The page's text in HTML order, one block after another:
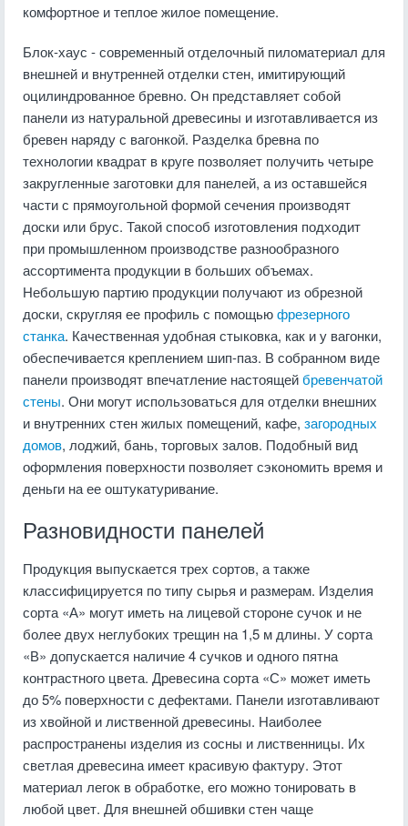
комфортное и теплое жилое помещение.
Блок-хаус - современный отделочный пиломатериал для
внешней и внутренней отделки стен, имитирующий
оцилиндрованное бревно. Он представляет собой
панели из натуральной древесины и изготавливается из
бревен наряду с вагонкой. Разделка бревна по
технологии квадрат в круге позволяет получить четыре
закругленные заготовки для панелей, а из оставшейся
части с прямоугольной формой сечения производят
доски или брус. Такой способ изготовления подходит
при промышленном производстве разнообразного
ассортимента продукции в больших объемах.
Небольшую партию продукции получают из обрезной
доски, скругляя ее профиль с помощьюфрезерного
станка. Качественная удобная стыковка, как и у вагонки,
обеспечивается креплением шип-паз. В собранном виде
панели производят впечатление настоящейбревенчатой
стены. Они могут использоваться для отделки внешних
и внутренних стен жилых помещений, кафе, загородных
домов, лоджий, бань, торговых залов. Подобный вид
оформления поверхности позволяет сэкономить время и
деньги на ее оштукатуривание.
Разновидности панелей
Продукция выпускается трех сортов, а также
классифицируется по типу сырья и размерам. Изделия
сорта «А» могут иметь на лицевой стороне сучок и не
более двух неглубоких трещин на 1,5 м длины. У сорта
«В» допускается наличие 4 сучков и одного пятна
контрастного цвета. Древесина сорта «С» может иметь
до 5% поверхности с дефектами. Панели изготавливают
из хвойной и лиственной древесины. Наиболее
распространены изделия из сосны и лиственницы. Их
светлая древесина имеет красивую фактуру. Этот
материал легок в обработке, его можно тонировать в
любой цвет. Для внешней обшивки стен чаще